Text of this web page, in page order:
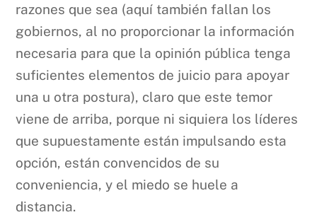
razones que sea (aquí también fallan los
gobiernos, al no proporcionar la información
necesaria para que la opinión pública tenga
suficientes elementos de juicio para apoyar
una u otra postura), claro que este temor
viene de arriba, porque ni siquiera los líderes
que supuestamente están impulsando esta
opción, están convencidos de su
conveniencia, y el miedo se huele a
distancia.